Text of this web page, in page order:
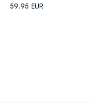
59.95 EUR